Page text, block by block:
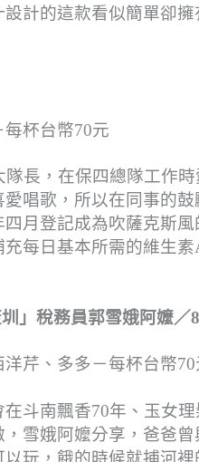
計的這款看似簡單卻
每杯台幣70元
長，在保四總隊工作時
唱歌，所以在同事的
月登記成為吹薩克斯
每日基本所需的維生
」稅務員郭雪娥阿嬤／
芹、多多－每杯台幣70
斗南飄香70年、玉女
雪娥阿嬤分享，爸爸
玩，餓的時候就捕河裡